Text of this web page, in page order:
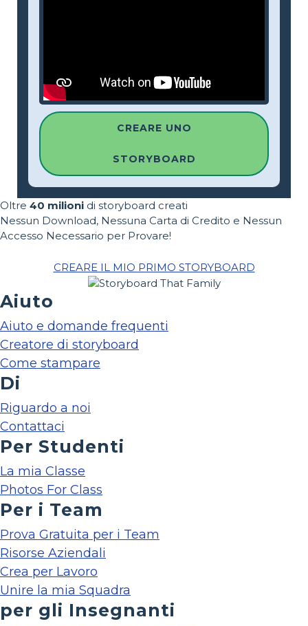
CREARE UNO
STORYBOARD
Oltre 40 milioni di storyboard creati
Nessun Download, Nessuna Carta di Credito e Nessun
Accesso Necessario per Provare!
CREARE IL MIO PRIMO STORYBOARD
Aiuto
Aiuto e domande frequenti
Creatore di storyboard
Come stampare
Di
Riguardo a noi
Contattaci
Per Studenti
La mia Classe
Photos For Class
Per i Team
Prova Gratuita per i Team
Risorse Aziendali
Crea per Lavoro
Unire la mia Squadra
per gli Insegnanti